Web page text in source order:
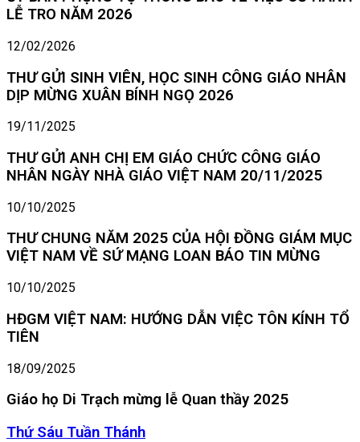
LỄ TRO NĂM 2026
12/02/2026
THƯ GỬI SINH VIÊN, HỌC SINH CÔNG GIÁO NHÂN
DỊP MỪNG XUÂN BÍNH NGỌ 2026
19/11/2025
THƯ GỬI ANH CHỊ EM GIÁO CHỨC CÔNG GIÁO
NHÂN NGÀY NHÀ GIÁO VIỆT NAM 20/11/2025
10/10/2025
THƯ CHUNG NĂM 2025 CỦA HỘI ĐỒNG GIÁM MỤC
VIỆT NAM VỀ SỨ MẠNG LOAN BÁO TIN MỪNG
10/10/2025
HĐGM VIỆT NAM: HƯỚNG DẪN VIỆC TÔN KÍNH TỔ
TIÊN
18/09/2025
Giáo họ Di Trạch mừng lễ Quan thầy 2025
Thứ
Thứ Sáu Tuần Thánh